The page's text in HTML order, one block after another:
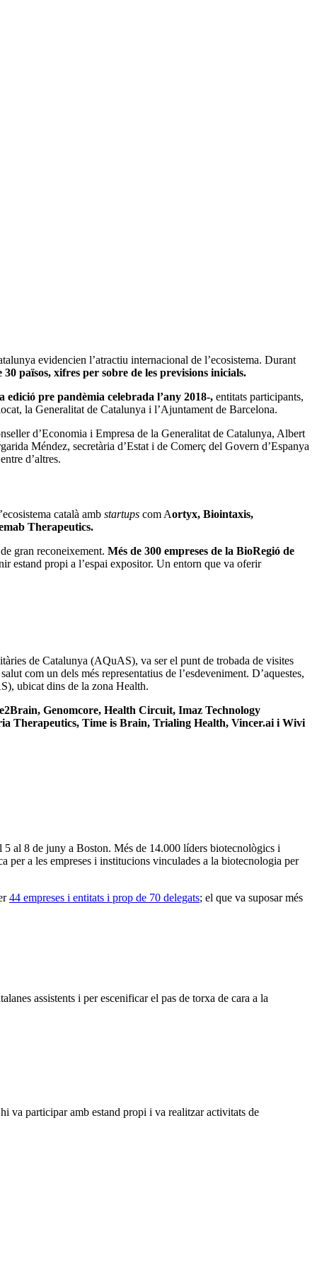
evidencien l’atractiu internacional de l’ecosistema. Durant
països, xifres per sobre de les previsions inicials.
edició pre pandèmia celebrada l’any 2018-, entitats participants,
la Generalitat de Catalunya i l’Ajuntament de Barcelona.
d’Economia i Empresa de la Generalitat de Catalunya, Albert
Méndez, secretària d’Estat i de Comerç del Govern d’Espanya
d’altres.
català amb startups com Aortyx, Biointaxis,
Therapeutics.
gran reconeixement. Més de 300 empreses de la BioRegió de
estand propi a l’espai expositor. Un entorn que va oferir
de Catalunya (AQuAS), va ser el punt de trobada de visites
com un dels més representatius de l’esdeveniment. D’aquestes,
ubicat dins de la zona Health.
Genomcore, Health Circuit, Imaz Technology
Therapeutics, Time is Brain, Trialing Health, Vincer.ai i Wivi
al 8 de juny a Boston. Més de 14.000 líders biotecnològics i
per a les empreses i institucions vinculades a la biotecnologia per
44 empreses i entitats i prop de 70 delegats; el que va suposar més
assistents i per escenificar el pas de torxa de cara a la
va participar amb estand propi i va realitzar activitats de